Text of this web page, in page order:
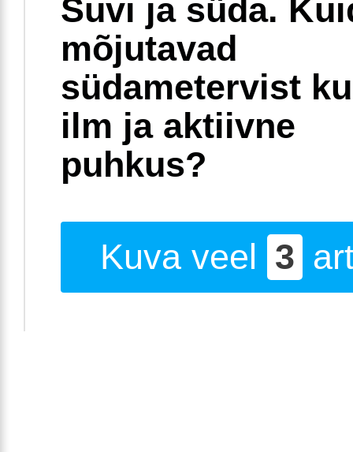
Suvi ja süda.
mõjutavad
südametervist
ilm ja aktiivne
puhkus?
Kuva veel 3